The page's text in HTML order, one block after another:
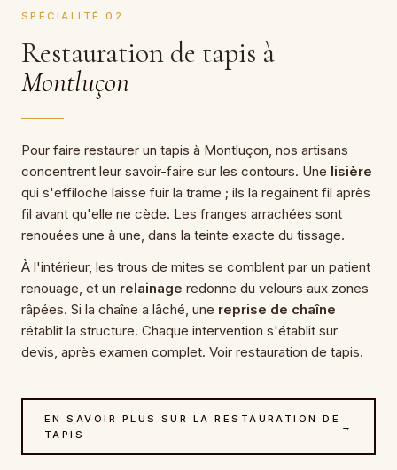
SPÉCIALITÉ 02
Restauration de tapis à
Montluçon
Pour faire restaurer un tapis à Montluçon, nos artisans
concentrent leur savoir-faire sur les contours. Une lisière
qui s'effiloche laisse fuir la trame ; ils la regainent fil après
fil avant qu'elle ne cède. Les franges arrachées sont
renouées une à une, dans la teinte exacte du tissage.
À l'intérieur, les trous de mites se comblent par un patient
renouage, et un relainage redonne du velours aux zones
râpées. Si la chaîne a lâché, une reprise de chaîne
rétablit la structure. Chaque intervention s'établit sur
devis, après examen complet. Voir restauration de tapis.
EN SAVOIR PLUS SUR LA RESTAURATION DE
TAPIS
→